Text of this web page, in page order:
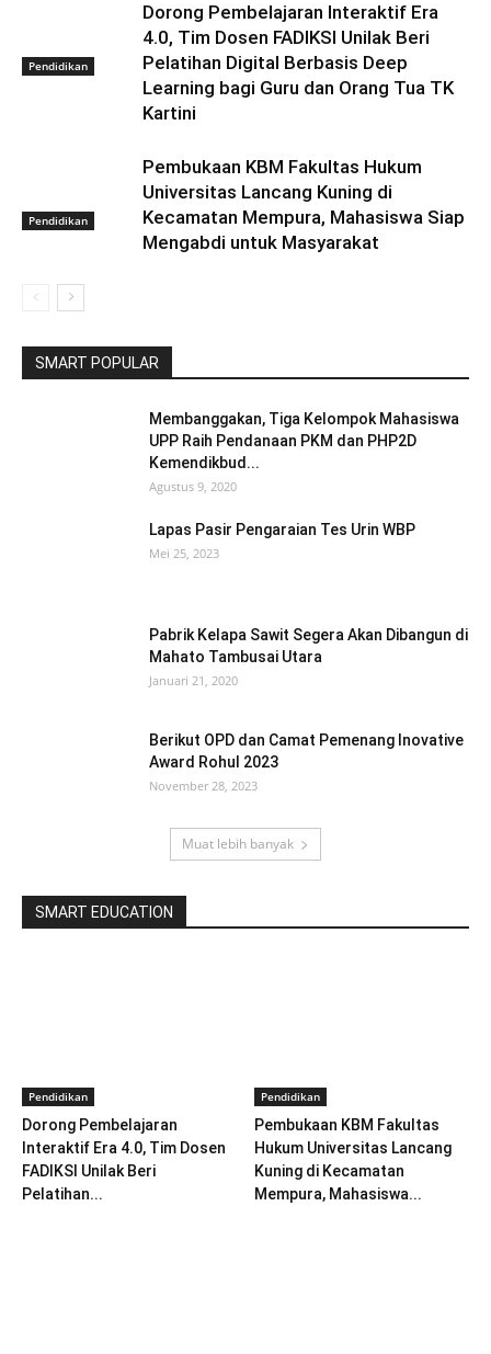
Pendidikan
Dorong Pembelajaran Interaktif Era
4.0, Tim Dosen FADIKSI Unilak Beri
Pelatihan Digital Berbasis Deep
Learning bagi Guru dan Orang Tua TK
Kartini
Pendidikan
Pembukaan KBM Fakultas Hukum
Universitas Lancang Kuning di
Kecamatan Mempura, Mahasiswa Siap
Mengabdi untuk Masyarakat
SMART POPULAR
Membanggakan, Tiga Kelompok Mahasiswa
UPP Raih Pendanaan PKM dan PHP2D
Kemendikbud...
Agustus 9, 2020
Lapas Pasir Pengaraian Tes Urin WBP
Mei 25, 2023
Pabrik Kelapa Sawit Segera Akan Dibangun di
Mahato Tambusai Utara
Januari 21, 2020
Berikut OPD dan Camat Pemenang Inovative
Award Rohul 2023
November 28, 2023
Muat lebih banyak
SMART EDUCATION
Pendidikan
Dorong Pembelajaran
Interaktif Era 4.0, Tim Dosen
FADIKSI Unilak Beri
Pelatihan...
Pendidikan
Pembukaan KBM Fakultas
Hukum Universitas Lancang
Kuning di Kecamatan
Mempura, Mahasiswa...